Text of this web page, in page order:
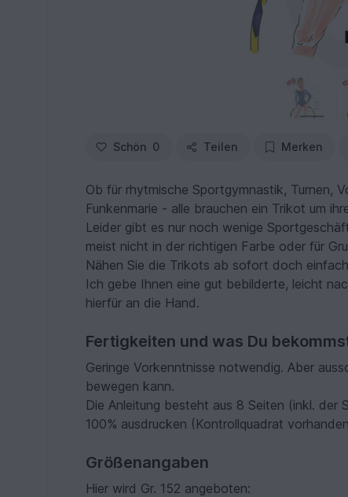
Schön 0 Teilen Merken
Ob für rhytmische Sportgymnastik, Turnen,
Funkenmarie - alle brauchen ein Trikot um
Leider gibt es nur noch wenige
meist nicht in der richtigen Farbe oder für
Nähen Sie die Trikots ab sofort doch
Ich gebe Ihnen eine gut bebilderte, leicht
hierfür an die Hand.
Fertigkeiten und was Du
Geringe Vorkenntnisse notwendig. Aber
bewegen kann.
Die Anleitung besteht aus 8 Seiten (inkl. der
100% ausdrucken (Kontrollquadrat
Größenangaben
Hier wird Gr. 152 angeboten: